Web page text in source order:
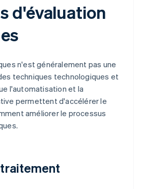
d'évaluation
n'est généralement pas une
techniques technologiques et
l'automatisation et la
permettent d'accélérer le
améliorer le processus